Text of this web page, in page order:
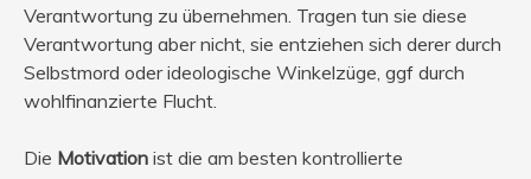
Verantwortung zu übernehmen. Tragen tun sie diese
Verantwortung aber nicht, sie entziehen sich derer durch
Selbstmord oder ideologische Winkelzüge, ggf durch
wohlfinanzierte Flucht.
Die Motivation ist die am besten kontrollierte